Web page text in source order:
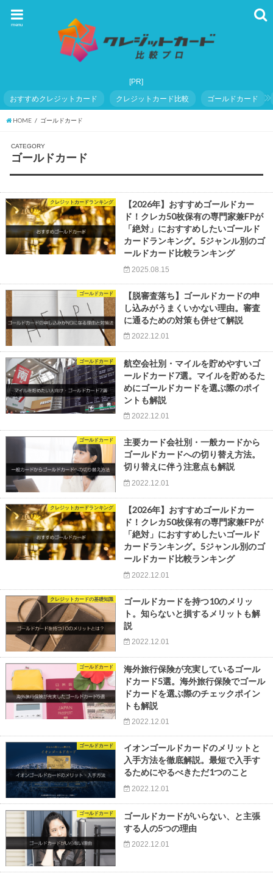
menu
おすすめクレジットカード クレジットカード比較 ゴールドカード
HOME ゴールドカード
CATEGORY
ゴールドカード
クレジットカードランキング
【2026年】おすすめゴールドカー
ド！クレカ50枚保有の専門家兼FPが
「絶対」におすすめしたいゴールド
カードランキング。5ジャンル別のゴ
ールドカード比較ランキング
2025.08.15
ゴールドカード
【脱審査落ち】ゴールドカードの申
し込みがうまくいかない理由。審査
に通るための対策も併せて解説
2022.12.01
ゴールドカード
航空会社別・マイルを貯めやすいゴ
ールドカード7選。マイルを貯めるた
めにゴールドカードを選ぶ際のポイ
ントも解説
2022.12.01
ゴールドカード
主要カード会社別・一般カードから
ゴールドカードへの切り替え方法。
切り替えに伴う注意点も解説
2022.12.01
クレジットカードランキング
【2026年】おすすめゴールドカー
ド！クレカ50枚保有の専門家兼FPが
「絶対」におすすめしたいゴールド
カードランキング。5ジャンル別のゴ
ールドカード比較ランキング
2022.12.01
クレジットカードの基礎知識
ゴールドカードを持つ10のメリッ
ト。知らないと損するメリットも解
説
2022.12.01
ゴールドカード
海外旅行保険が充実しているゴール
ドカード5選。海外旅行保険でゴール
ドカードを選ぶ際のチェックポイン
トも解説
2022.12.01
ゴールドカード
イオンゴールドカードのメリットと
入手方法を徹底解説。最短で入手す
るためにやるべきただ1つのこと
2022.12.01
ゴールドカード
ゴールドカードがいらない、と主張
する人の5つの理由
2022.12.01